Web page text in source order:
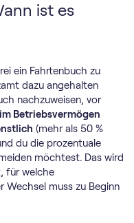
ist es
ein Fahrtenbuch zu
dazu angehalten
nachzuweisen, vor
Betriebsvermögen
(mehr als 50 %
du die prozentuale
möchtest. Das wird
für welche
Wechsel muss zu Beginn